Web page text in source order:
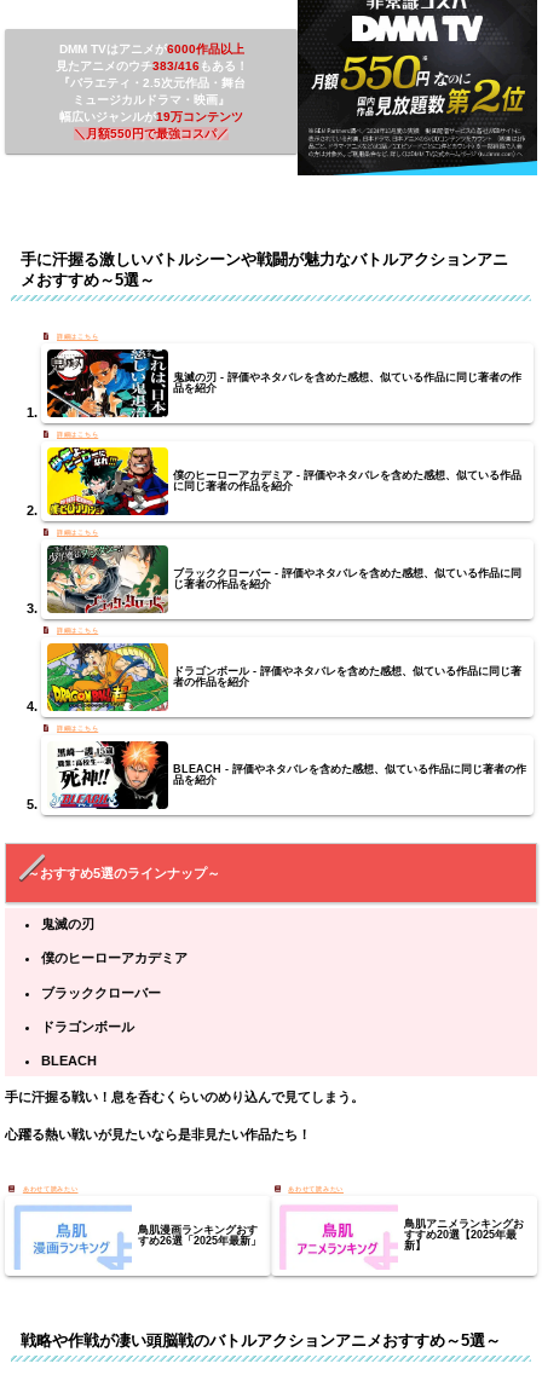
DMM TVはアニメが6000作品以上
見たアニメのウチ383/416もある！
『バラエティ・2.5次元作品・舞台
ミュージカルドラマ・映画』
幅広いジャンルが19万コンテンツ
＼ 月額550円で最強コスパ／
手に汗握る激しいバトルシーンや戦闘が魅力なバトルアクションアニ
メおすすめ～5選～
鬼滅の刃 - 評価やネタバレを含めた感想、似ている作品に同じ著者の作
品を紹介
僕のヒーローアカデミア - 評価やネタバレを含めた感想、似ている作品
に同じ著者の作品を紹介
ブラッククローバー - 評価やネタバレを含めた感想、似ている作品に同
じ著者の作品を紹介
ドラゴンボール - 評価やネタバレを含めた感想、似ている作品に同じ著
者の作品を紹介
BLEACH - 評価やネタバレを含めた感想、似ている作品に同じ著者の作
品を紹介
～おすすめ5選のラインナップ～
鬼滅の刃
僕のヒーローアカデミア
ブラッククローバー
ドラゴンボール
BLEACH
手に汗握る戦い！息を呑むくらいのめり込んで見てしまう。
心躍る熱い戦いが見たいなら是非見たい作品たち！
鳥肌漫画ランキングおす
すめ26選「2025年最新」
鳥肌アニメランキングお
すすめ20選【2025年最
新】
戦略や作戦が凄い頭脳戦のバトルアクションアニメおすすめ～5選～